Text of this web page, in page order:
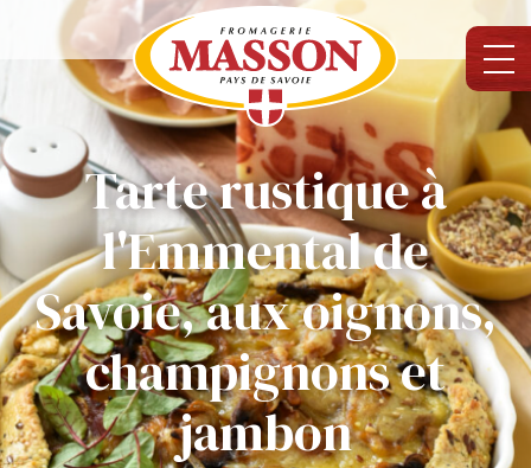
Tarte rustique à
l'Emmental de
Savoie, aux oignons,
champignons et
jambon